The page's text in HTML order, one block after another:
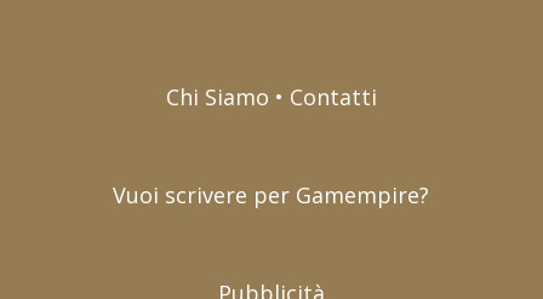
Chi Siamo • Contatti
Vuoi scrivere per Gamempire?
Pubblicità